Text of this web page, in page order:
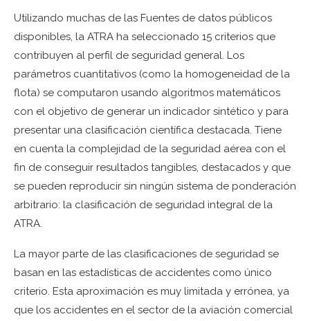
Utilizando muchas de las Fuentes de datos públicos
disponibles, la ATRA ha seleccionado 15 criterios que
contribuyen al perfil de seguridad general. Los
parámetros cuantitativos (como la homogeneidad de la
flota) se computaron usando algoritmos matemáticos
con el objetivo de generar un indicador sintético y para
presentar una clasificación científica destacada. Tiene
en cuenta la complejidad de la seguridad aérea con el
fin de conseguir resultados tangibles, destacados y que
se pueden reproducir sin ningún sistema de ponderación
arbitrario: la clasificación de seguridad integral de la
ATRA.
La mayor parte de las clasificaciones de seguridad se
basan en las estadísticas de accidentes como único
criterio. Esta aproximación es muy limitada y errónea, ya
que los accidentes en el sector de la aviación comercial